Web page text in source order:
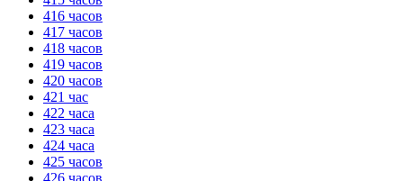
416 часов
417 часов
418 часов
419 часов
420 часов
421 час
422 часа
423 часа
424 часа
425 часов
426 часов